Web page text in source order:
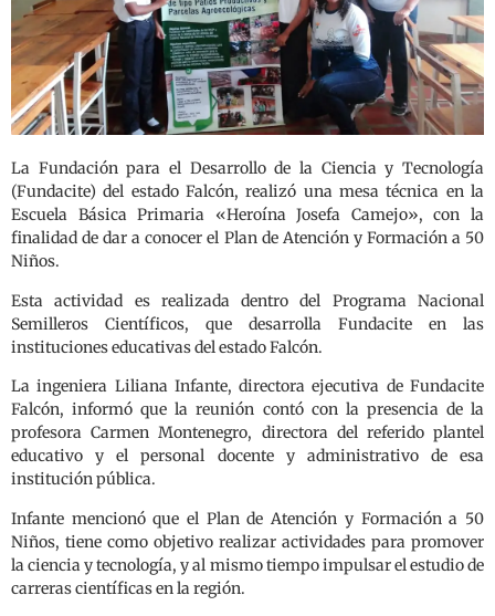
La Fundación para el Desarrollo de la Ciencia y Tecnología
(Fundacite) del estado Falcón, realizó una mesa técnica en la
Escuela Básica Primaria «Heroína Josefa Camejo», con la
finalidad de dar a conocer el Plan de Atención y Formación a 50
Niños.
Esta actividad es realizada dentro del Programa Nacional
Semilleros Científicos, que desarrolla Fundacite en las
instituciones educativas del estado Falcón.
La ingeniera Liliana Infante, directora ejecutiva de Fundacite
Falcón, informó que la reunión contó con la presencia de la
profesora Carmen Montenegro, directora del referido plantel
educativo y el personal docente y administrativo de esa
institución pública.
Infante mencionó que el Plan de Atención y Formación a 50
Niños, tiene como objetivo realizar actividades para promover
la ciencia y tecnología, y al mismo tiempo impulsar el estudio de
carreras científicas en la región.